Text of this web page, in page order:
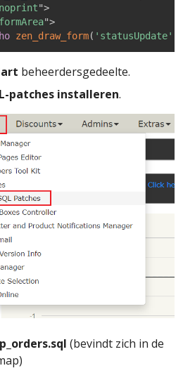
">
formArea">
zen_draw_form( 'statusUpdate'
beheerdersgedeelte.
patches installeren.
(bevindt zich in de